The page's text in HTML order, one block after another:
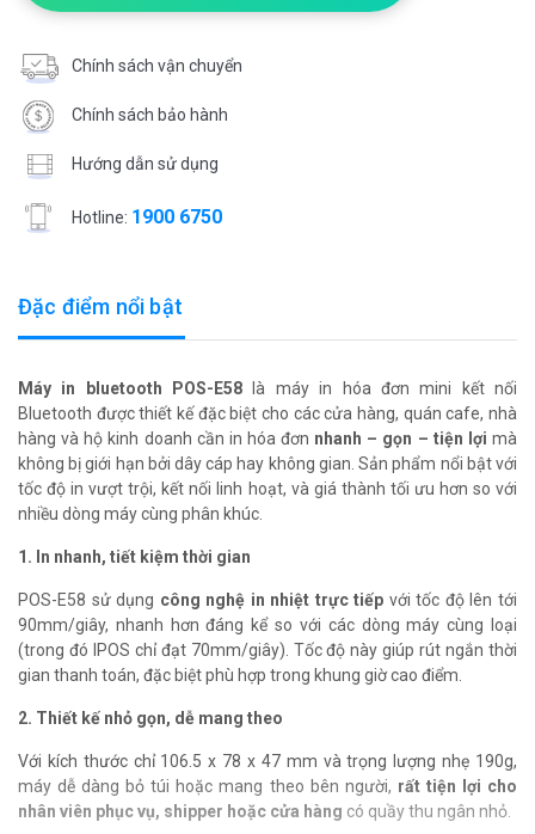
Chính sách vận chuyển
Chính sách bảo hành
Hướng dẫn sử dụng
Hotline: 1900 6750
Đặc điểm nổi bật
Máy in bluetooth POS-E58 là máy in hóa đơn mini kết nối
Bluetooth được thiết kế đặc biệt cho các cửa hàng, quán cafe, nhà
hàng và hộ kinh doanh cần in hóa đơn nhanh – gọn – tiện lợimà
không bị giới hạn bởi dây cáp hay không gian. Sản phẩm nổi bật với
tốc độ in vượt trội, kết nối linh hoạt, và giá thành tối ưu hơn so với
nhiều dòng máy cùng phân khúc.
1. In nhanh, tiết kiệm thời gian
POS-E58 sử dụng công nghệ in nhiệt trực tiếp với tốc độ lên tới
90mm/giây, nhanh hơn đáng kể so với các dòng máy cùng loại
(trong đó IPOS chỉ đạt 70mm/giây). Tốc độ này giúp rút ngắn thời
gian thanh toán, đặc biệt phù hợp trong khung giờ cao điểm.
2. Thiết kế nhỏ gọn, dễ mang theo
Với kích thước chỉ 106.5 x 78 x 47 mm và trọng lượng nhẹ 190g,
máy dễ dàng bỏ túi hoặc mang theo bên người, rất tiện lợi cho
nhân viên phục vụ, shipper hoặc cửa hàng có quầy thu ngân nhỏ.